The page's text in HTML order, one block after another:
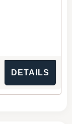
DETAILS